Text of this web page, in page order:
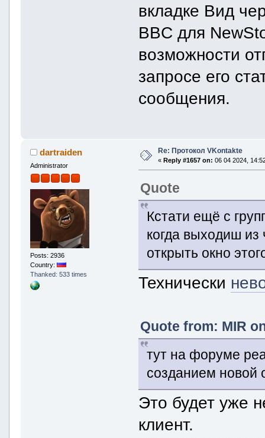
вкладке Вид
BBC для
возможности
запросе его
сообщения.
dartraiden
Administrator
Posts: 2936
Country:
Thanked: 533 times
Re: Протокол VKontakte
« Reply #1657 on: 06 04 2024,
Quote
Кстати ещё с
когда выходиш из
открыть окно
Технически
Quote from: MIR
тут на форуме
созданием новой
Это будет уже
клиент.